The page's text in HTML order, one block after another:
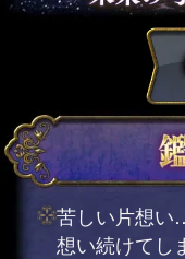
苦しい片想
想い続けてし